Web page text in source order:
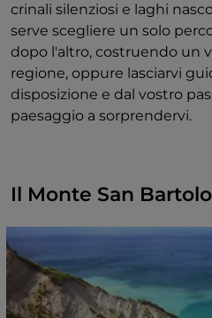
crinali silenziosi e laghi
serve scegliere un solo
dopo l'altro, costruendo un
regione, oppure lasciarvi
disposizione e dal vostro
paesaggio a sorprendervi.
Il Monte San Bartolo